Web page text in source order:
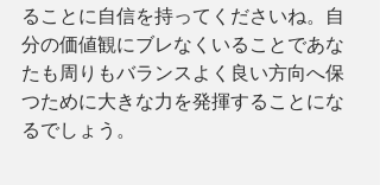
ることに自信を持ってくださいね。自
分の価値観にブレなくいることであな
たも周りもバランスよく良い方向へ保
つために大きな力を発揮することにな
るでしょう。